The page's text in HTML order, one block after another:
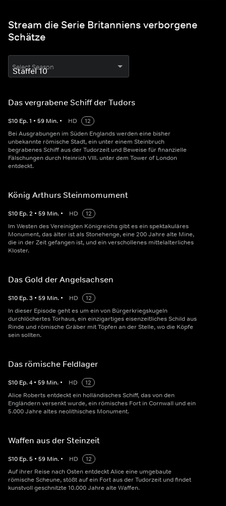
Stream die Serie Britanniens verborgene
Schätze
Select Season
Das vergrabene Schiff der Tudors
S10 Ep.1 • 59 Min. • HD
12
Bei Ausgrabungen im Süden Englands werden eine bisher
unbekannte römische Stadt, ein unter einem Steinbruch
begrabenes Schiff aus der Tudorzeit und Beweise für finanzielle
Fälschungen durch Heinrich VIII. unter dem Tower of London
entdeckt.
König Arthurs Steinmomument
S10 Ep.2 • 59 Min. • HD
12
Im Westen des Vereinigten Königreichs gibt es ein spektakuläres
Monument, das älter ist als Stonehenge, eine 200 Jahre alte Mine,
die in der Zeit gefangen ist, und ein verschollenes mittelalterliches
Kloster.
Das Gold der Angelsachsen
S10 Ep.3 • 59 Min. • HD
12
In dieser Episode geht es um ein von Bürgerkriegskugeln
durchlöchertes Torhaus, ein einzigartiges eisenzeitliches Schild aus
Rinde und römische Gräber mit Töpfen an der Stelle, wo die Köpfe
sein sollten.
Das römische Feldlager
S10 Ep.4 • 59 Min. • HD
12
Alice Roberts entdeckt ein holländisches Schiff, das von den
Engländern versenkt wurde, ein römisches Fort in Cornwall und ein
5.000 Jahre altes neolithisches Monument.
Waffen aus der Steinzeit
S10 Ep.5 • 59 Min. • HD
12
Auf ihrer Reise nach Osten entdeckt Alice eine umgebaute
römische Scheune, stößt auf ein Fort aus der Tudorzeit und findet
kunstvoll geschnitzte 10.000 Jahre alte Waffen.